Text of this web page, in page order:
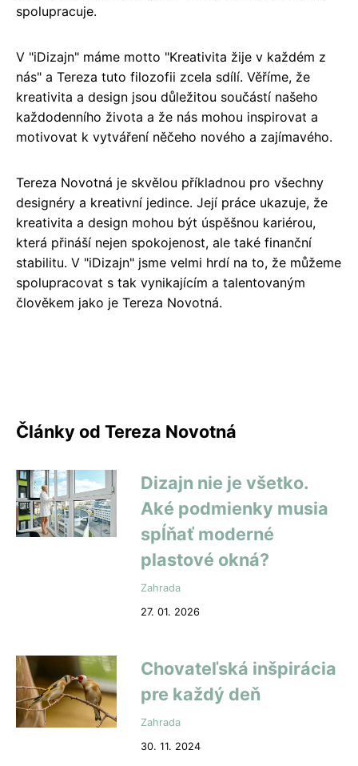
spolupracuje.
V "iDizajn" máme motto "Kreativita žije v každém z
nás" a Tereza tuto filozofii zcela sdílí. Věříme, že
kreativita a design jsou důležitou součástí našeho
každodenního života a že nás mohou inspirovat a
motivovat k vytváření něčeho nového a zajímavého.
Tereza Novotná je skvělou příkladnou pro všechny
designéry a kreativní jedince. Její práce ukazuje, že
kreativita a design mohou být úspěšnou kariérou,
která přináší nejen spokojenost, ale také finanční
stabilitu. V "iDizajn" jsme velmi hrdí na to, že můžeme
spolupracovat s tak vynikajícím a talentovaným
člověkem jako je Tereza Novotná.
Články od Tereza Novotná
Dizajn nie je všetko.
Aké podmienky musia
spĺňať moderné
plastové okná?
Zahrada
27. 01. 2026
Chovateľská inšpirácia
pre každý deň
Zahrada
30. 11. 2024